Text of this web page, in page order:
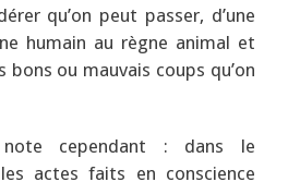
qu’on peut passer, d’une
humain au règne animal et
bons ou mauvais coups qu’on
cependant : dans le
actes faits en conscience